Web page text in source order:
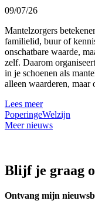
09/07/26
Mantelzorgers
familielid, buur of
onschatbare waarde,
zelf. Daarom
in je schoenen als
alleen waarderen, maar
Lees meer
PoperingeWelzijn
Meer nieuws
Blijf je graag
Ontvang mijn